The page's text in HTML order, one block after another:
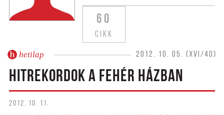
60
CIKK
hetilap 2012. 10. 05. (XVI/40)
HITREKORDOK A FEHÉR HÁZBAN
2012. 10. 11.